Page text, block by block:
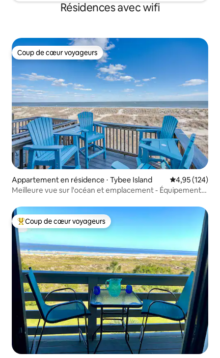
Résidences avec wifi
Coup de cœur voyageurs
Coup de cœur voyageurs
Appartement en résidence ⋅ Tybee Island Évaluation
4,95 (124)
Meilleure vue sur l'océan et emplacement - Équipement
Coups de cœur voyageurs les plus appréciés
Coup de cœur voyageurs